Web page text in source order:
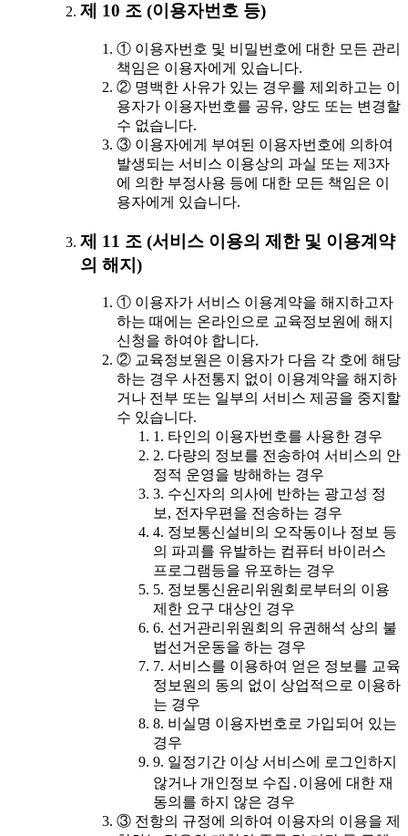
제 10 조 (이용자번호 등)
① 이용자번호 및 비밀번호에 대한 모든 관리
책임은 이용자에게 있습니다.
② 명백한 사유가 있는 경우를 제외하고는 이
용자가 이용자번호를 공유, 양도 또는 변경할
수 없습니다.
③ 이용자에게 부여된 이용자번호에 의하여
발생되는 서비스 이용상의 과실 또는 제3자
에 의한 부정사용 등에 대한 모든 책임은 이
용자에게 있습니다.
제 11 조 (서비스 이용의 제한 및 이용계약
의 해지)
① 이용자가 서비스 이용계약을 해지하고자
하는 때에는 온라인으로 교육정보원에 해지
신청을 하여야 합니다.
② 교육정보원은 이용자가 다음 각 호에 해당
하는 경우 사전통지 없이 이용계약을 해지하
거나 전부 또는 일부의 서비스 제공을 중지할
수 있습니다.
1. 타인의 이용자번호를 사용한 경우
2. 다량의 정보를 전송하여 서비스의 안
정적 운영을 방해하는 경우
3. 수신자의 의사에 반하는 광고성 정
보, 전자우편을 전송하는 경우
4. 정보통신설비의 오작동이나 정보 등
의 파괴를 유발하는 컴퓨터 바이러스
프로그램등을 유포하는 경우
5. 정보통신윤리위원회로부터의 이용
제한 요구 대상인 경우
6. 선거관리위원회의 유권해석 상의 불
법선거운동을 하는 경우
7. 서비스를 이용하여 얻은 정보를 교육
정보원의 동의 없이 상업적으로 이용하
는 경우
8. 비실명 이용자번호로 가입되어 있는
경우
9. 일정기간 이상 서비스에 로그인하지
않거나 개인정보 수집․이용에 대한 재
동의를 하지 않은 경우
③ 전항의 규정에 의하여 이용자의 이용을 제